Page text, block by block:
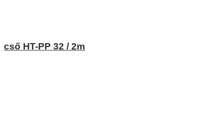
cső HT-PP 32 / 2m